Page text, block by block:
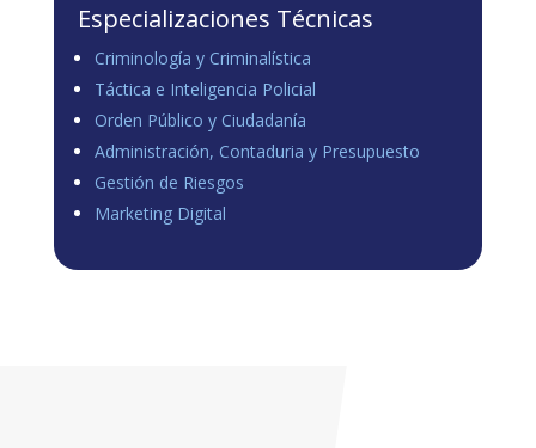
Especializaciones Técnicas
Criminología y Criminalística
Táctica e Inteligencia Policial
Orden Público y Ciudadanía
Administración, Contaduria y Presupuesto
Gestión de Riesgos
Marketing Digital